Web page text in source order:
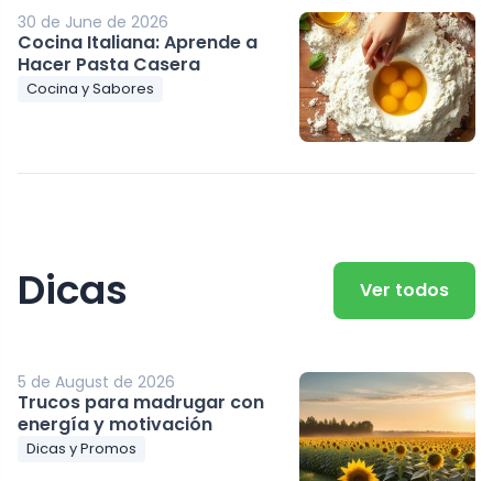
30 de June de 2026
Cocina Italiana: Aprende a
Hacer Pasta Casera
Cocina y Sabores
Dicas Ver todos
5 de August de 2026
Trucos para madrugar con
energía y motivación
Dicas y Promos